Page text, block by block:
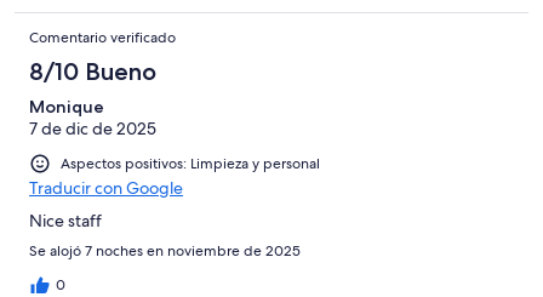
Comentario verificado
8/10 Bueno
Monique
7 de dic de 2025
Aspectos positivos: Limpieza y personal
Traducir con Google
Nice staff
Se alojó 7 noches en noviembre de 2025
0